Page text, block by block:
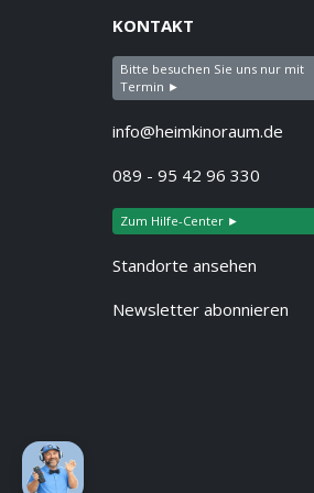
KONTAKT
Bitte besuchen Sie uns nur mit
Termin ►
info@heimkinoraum.de
089 - 95 42 96 330
Zum Hilfe-Center ►
Standorte ansehen
Newsletter abonnieren